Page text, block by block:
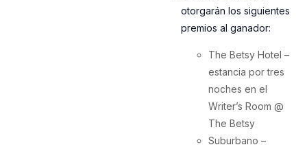
otorgarán los siguientes
premios al ganador:
The Betsy Hotel –
estancia por tres
noches en el
Writer’s Room @
The Betsy
Suburbano –